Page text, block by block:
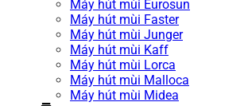
Máy hút mùi Eurosun
Máy hút mùi Faster
Máy hút mùi Junger
Máy hút mùi Kaff
Máy hút mùi Lorca
Máy hút mùi Malloca
Máy hút mùi Midea